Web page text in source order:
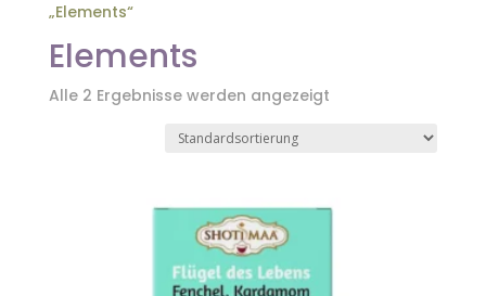
„Elements“
Elements
Alle 2 Ergebnisse werden angezeigt